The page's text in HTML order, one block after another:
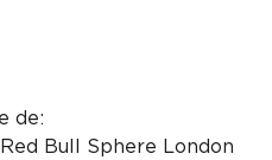
de:
Bull Sphere London